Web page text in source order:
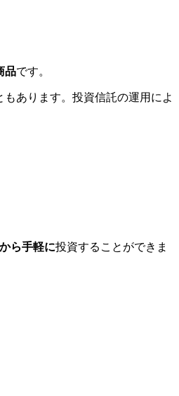
品です。
あります。投資信託の運用によ
ら手軽に投資することができま